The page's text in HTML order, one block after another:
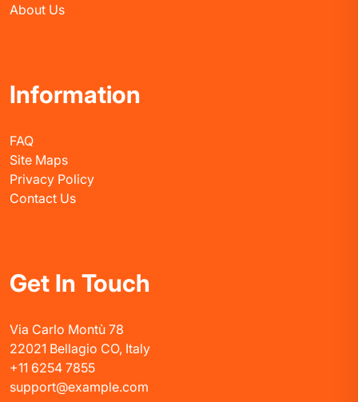
About Us
Information
FAQ
Site Maps
Privacy Policy
Contact Us
Get In Touch
Via Carlo Montù 78
22021 Bellagio CO, Italy
+11 6254 7855
support@example.com